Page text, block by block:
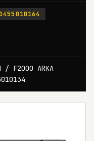
/ F2000 ARKA